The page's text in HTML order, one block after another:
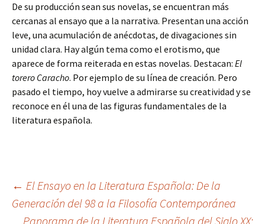
De su producción sean sus novelas, se encuentran más
cercanas al ensayo que a la narrativa. Presentan una acción
leve, una acumulación de anécdotas, de divagaciones sin
unidad clara. Hay algún tema como el erotismo, que
aparece de forma reiterada en estas novelas. Destacan: El
torero Caracho. Por ejemplo de su línea de creación. Pero
pasado el tiempo, hoy vuelve a admirarse su creatividad y se
reconoce en él una de las figuras fundamentales de la
literatura española.
Navegación
← El Ensayo en la Literatura Española: De la
Generación del 98 a la Filosofía Contemporánea
Panorama de la Literatura Española del Siglo XX: